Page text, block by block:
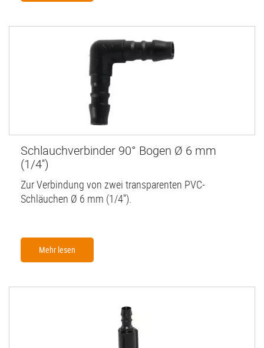
Schlauchverbinder 90° Bogen Ø 6 mm
(1/4'')
Zur Verbindung von zwei transparenten PVC-
Schläuchen Ø 6 mm (1/4'').
Mehr lesen